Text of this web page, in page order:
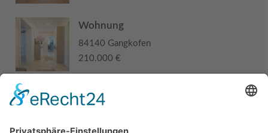
Wohnung
84140 Gangkofen
210.000 €
Haus
285.000 €